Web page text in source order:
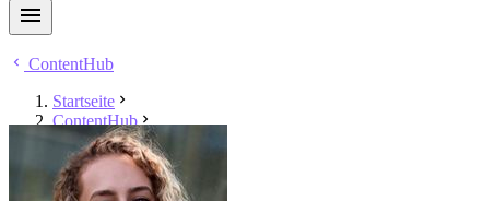
ContentHub
Startseite
ContentHub
Katharina Rosemann